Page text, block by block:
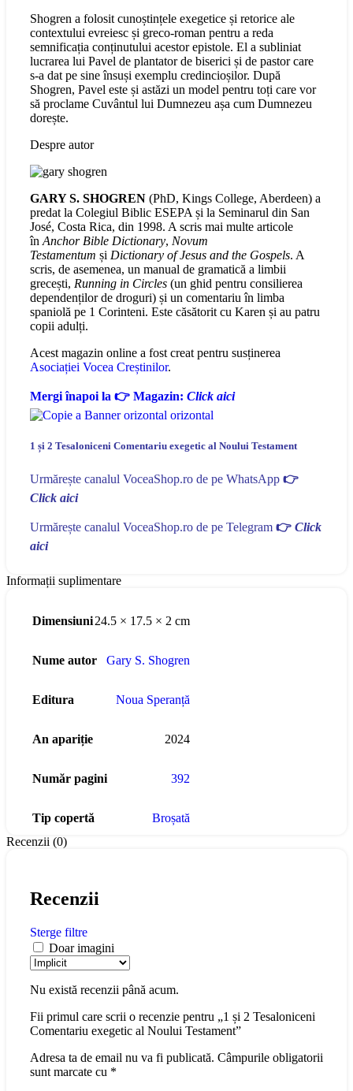
Shogren a folosit cunoștințele exegetice și retorice ale
contextului evreiesc și greco-roman pentru a reda
semnificația conținutului acestor epistole. El a subliniat
lucrarea lui Pavel de plantator de biserici și de pastor care
s-a dat pe sine însuși exemplu credincioșilor. După
Shogren, Pavel este și astăzi un model pentru toți care vor
să proclame Cuvântul lui Dumnezeu așa cum Dumnezeu
dorește.
Despre autor
GARY S. SHOGREN (PhD, Kings College, Aberdeen) a
predat la Colegiul Biblic ESEPA și la Seminarul din San
José, Costa Rica, din 1998. A scris mai multe articole
în Anchor Bible Dictionary, Novum
Testamentum și Dictionary of Jesus and the Gospels. A
scris, de asemenea, un manual de gramatică a limbii
grecești, Running in Circles (un ghid pentru consilierea
dependenților de droguri) și un comentariu în limba
spaniolă pe 1 Corinteni. Este căsătorit cu Karen și au patru
copii adulți.
Acest magazin online a fost creat pentru susținerea
Asociației Vocea Creștinilor.
Mergi înapoi la 👉 Magazin: Click aici
1 și 2 Tesaloniceni Comentariu exegetic al Noului Testament
Urmărește canalul VoceaShop.ro de pe WhatsApp 👉
Click aici
Urmărește canalul VoceaShop.ro de pe Telegram 👉 Click
aici
Informații suplimentare
Dimensiuni24.5 × 17.5 × 2 cm
Nume autor Gary S. Shogren
Editura Noua Speranță
An apariție 2024
Număr pagini 392
Tip copertă
Broșată
Recenzii (0)
Recenzii
Sterge filtre
Doar imagini
Nu există recenzii până acum.
Fii primul care scrii o recenzie pentru „1 și 2 Tesaloniceni
Comentariu exegetic al Noului Testament”
Adresa ta de email nu va fi publicată. Câmpurile obligatorii
sunt marcate cu *